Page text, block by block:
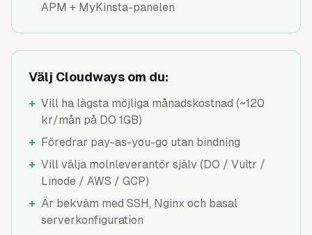
APM + MyKinsta-panelen
Välj Cloudways om du:
+ Vill ha lägsta möjliga månadskostnad (~120
kr/mån på DO 1GB)
+ Föredrar pay-as-you-go utan bindning
+ Vill välja molnleverantör själv (DO / Vultr /
Linode / AWS / GCP)
+ Är bekväm med SSH, Nginx och basal
serverkonfiguration